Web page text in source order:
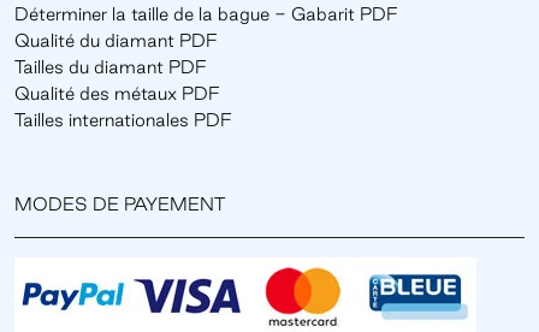
Déterminer la taille de la bague - Gabarit PDF
Qualité du diamant PDF
Tailles du diamant PDF
Qualité des métaux PDF
Tailles internationales PDF
MODES DE PAYEMENT